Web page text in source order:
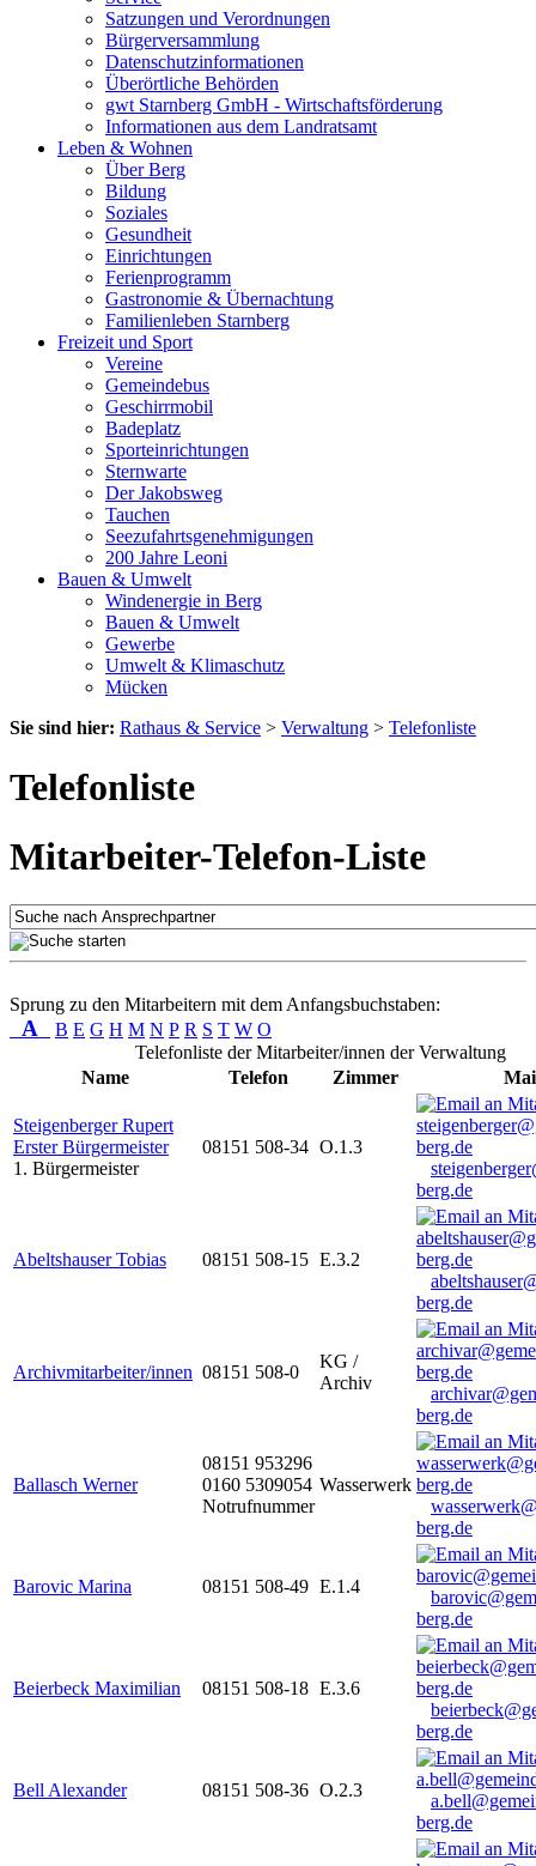
Satzungen und Verordnungen
Bürgerversammlung
Datenschutzinformationen
Überörtliche Behörden
gwt Starnberg GmbH - Wirtschaftsförderung
Informationen aus dem Landratsamt
Leben & Wohnen
Über Berg
Bildung
Soziales
Gesundheit
Einrichtungen
Ferienprogramm
Gastronomie & Übernachtung
Familienleben Starnberg
Freizeit und Sport
Vereine
Gemeindebus
Geschirrmobil
Badeplatz
Sporteinrichtungen
Sternwarte
Der Jakobsweg
Tauchen
Seezufahrtsgenehmigungen
200 Jahre Leoni
Bauen & Umwelt
Windenergie in Berg
Bauen & Umwelt
Gewerbe
Umwelt & Klimaschutz
Mücken
Sie sind hier: Rathaus & Service > Verwaltung > Telefonliste
Telefonliste
Mitarbeiter-Telefon-Liste
Sprung zu den Mitarbeitern mit dem Anfangsbuchstaben:
A B E G H M N P R S T W O
Telefonliste der Mitarbeiter/innen der Verwaltung
Name
Telefon Zimmer
Steigenberger Rupert
Erster Bürgermeister
1. Bürgermeister
08151 508-34 O.1.3
berg.de
Abeltshauser Tobias 08151 508-15 E.3.2
berg.de
Archivmitarbeiter/innen 08151 508-0
KG /
Archiv
berg.de
Ballasch Werner
08151 953296
0160 5309054
Notrufnummer
Wasserwerk
berg.de
Barovic Marina 08151 508-49 E.1.4
berg.de
Beierbeck Maximilian 08151 508-18 E.3.6
berg.de
Bell Alexander 08151 508-36 O.2.3
berg.de